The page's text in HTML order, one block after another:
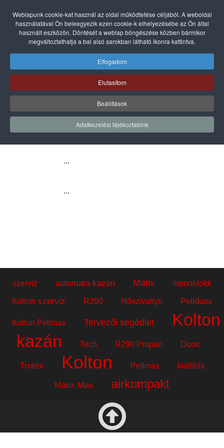
...
...
...
szervíz automata kazán Matix monoblokk
Kolton szerviz R290 Hőszivattyú Pellduox
Kolton Pellmax Tervezői segédlet
Kolton
kazán
Tech R290 Propán Duox
Trotex Kolton Pellmax kiállítás
Matix Max airkompakt
Weblapunk cookie-kat használ az oldal működtetése céljából. A weboldal
használatával Ön beleegyezik ezen cookie-k elhelyezésébe az Ön által
használt eszközön. Döntését a weblap böngészése közben bármikor
megváltoztathatja a bal alsó sarokban látható ikonra kattintva.
Elfogadom
Elutasítom
Beállítások
Adatkezelési tájékoztatónk